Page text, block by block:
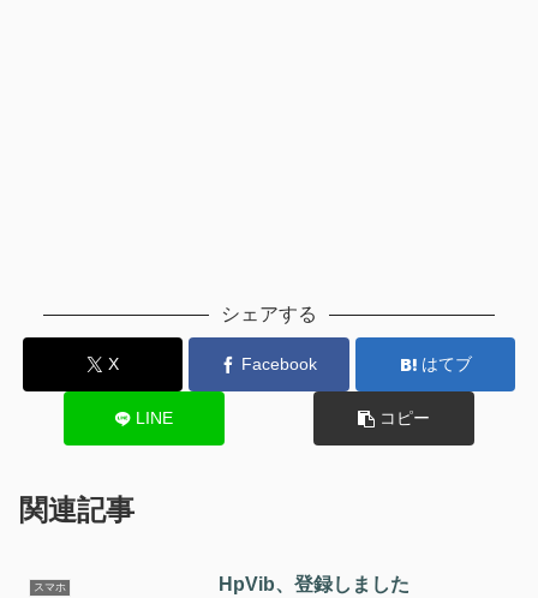
シェアする
X Facebook はてブ
LINE コピー
関連記事
スマホ HpVib、登録しました